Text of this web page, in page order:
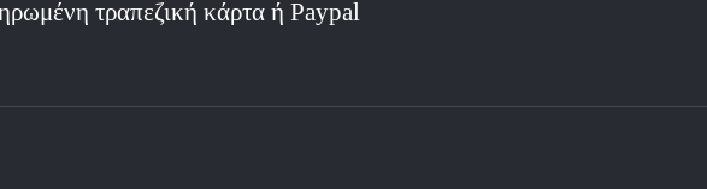
τραπεζική κάρτα ή Paypal